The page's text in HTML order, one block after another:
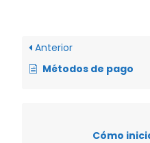
Anterior
Métodos de pago
Cómo